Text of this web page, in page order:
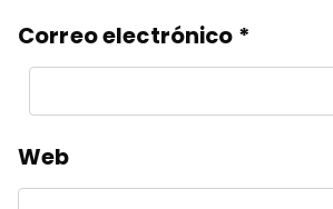
Correo electrónico *
Web